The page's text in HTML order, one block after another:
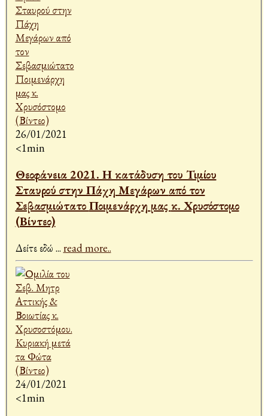
26/01/2021
<1min
Θεοφάνεια 2021. Η κατάδυση του Τιμίου
Σταυρού στην Πάχη Μεγάρων από τον
Σεβασμιώτατο Ποιμενάρχη μας κ. Χρυσόστομο
(Βίντεο)
Δείτε εδώ ... read more..
24/01/2021
<1min